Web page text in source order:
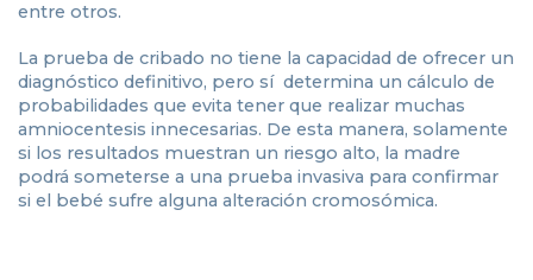
entre otros.
La prueba de cribado no tiene la capacidad de ofrecer un
diagnóstico definitivo, pero sí determina un cálculo de
probabilidades que evita tener que realizar muchas
amniocentesis innecesarias. De esta manera, solamente
si los resultados muestran un riesgo alto, la madre
podrá someterse a una prueba invasiva para confirmar
si el bebé sufre alguna alteración cromosómica.